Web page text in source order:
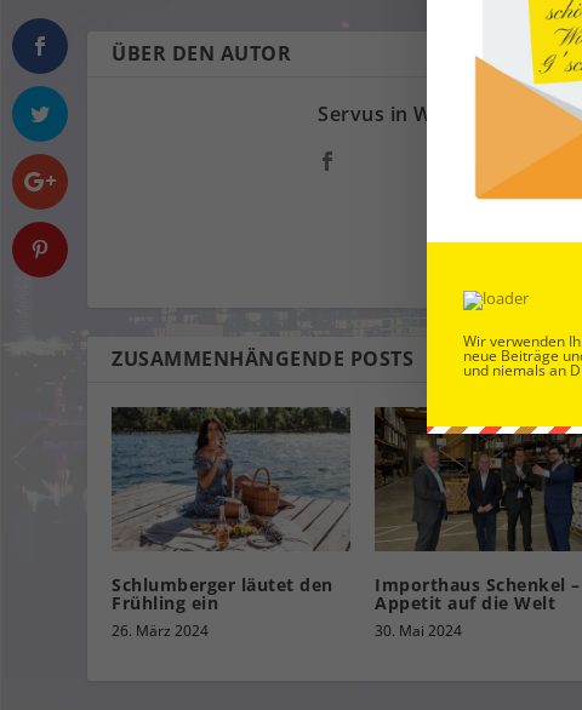
ÜBER DEN AUTOR
Servus in Wien
ZUSAMMENHÄNGENDE POSTS
Schlumberger läutet den
Frühling ein
26. März 2024
Importhaus Schenkel –
Appetit auf die Welt
30. Mai 2024
Wir verwenden
neue Beiträge
und niemals an